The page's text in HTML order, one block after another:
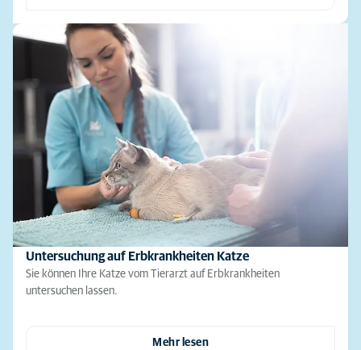
Untersuchung auf Erbkrankheiten Katze
Sie können Ihre Katze vom Tierarzt auf Erbkrankheiten
untersuchen lassen.
Mehr lesen